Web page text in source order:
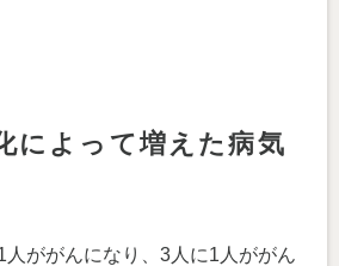
によって増えた病気
ががんになり、3人に1人ががん